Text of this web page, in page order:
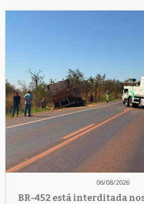
06/08/2026
BR-452 está interditada